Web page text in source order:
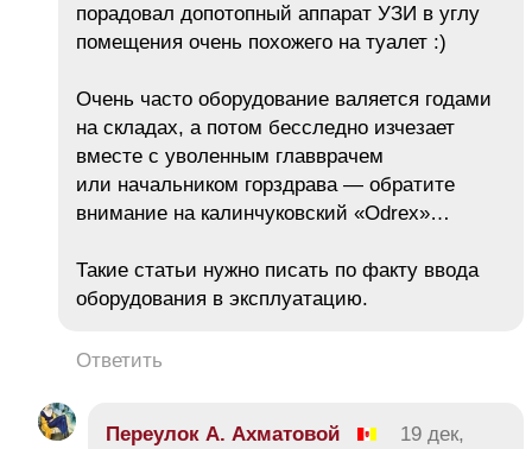
порадовал допотопный аппарат УЗИ в углу
помещения очень похожего на туалет :)
Очень часто оборудование валяется годами
на складах, а потом бесследно изчезает
вместе с уволенным главврачем
или начальником горздрава — обратите
внимание на калинчуковский «Odrex»…
Такие статьи нужно писать по факту ввода
оборудования в эксплуатацию.
Ответить
Переулок А. Ахматовой
19 дек,